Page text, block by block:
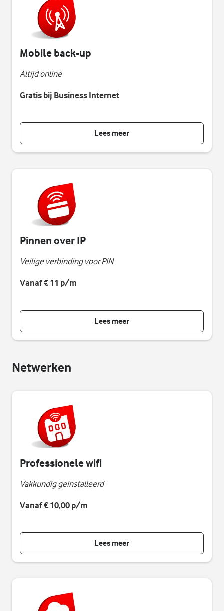
Mobile back-up
Altijd online
Gratis bij Business Internet
Lees meer
Pinnen over IP
Veilige verbinding voor PIN
Vanaf € 11 p/m
Lees meer
Netwerken
Professionele wifi
Vakkundig geinstalleerd
Vanaf€ 10,00 p/m
Lees meer